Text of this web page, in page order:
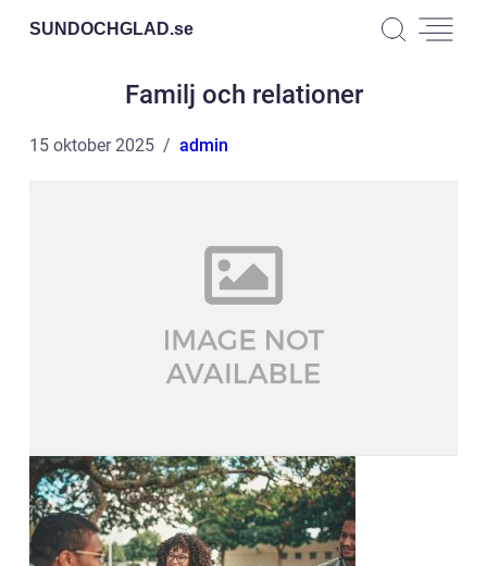
SUNDOCHGLAD.se
Familj och relationer
15 oktober 2025 admin